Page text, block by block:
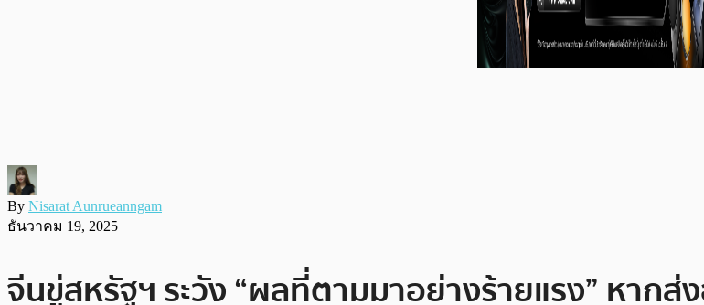
By Nisarat Aunrueanngam
ธันวาคม 19, 2025
จีนขู่สหรัฐฯ ระวัง “ผลที่ตามมาอย่างร้ายแรง” หาก